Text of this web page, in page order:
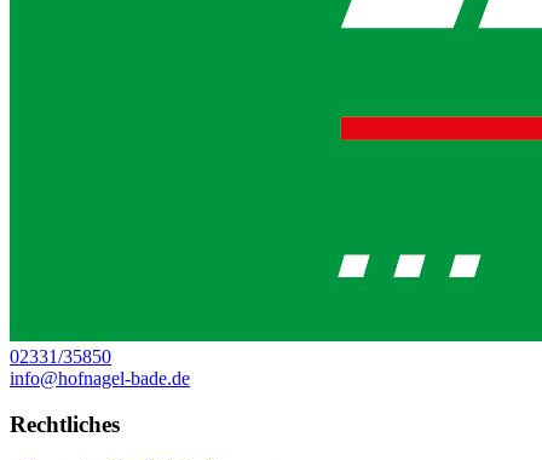
02331/35850
info@hofnagel-bade.de
Rechtliches